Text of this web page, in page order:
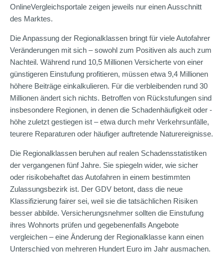
OnlineVergleichsportale zeigen jeweils nur einen Ausschnitt
des Marktes.
Die Anpassung der Regionalklassen bringt für viele Autofahrer
Veränderungen mit sich – sowohl zum Positiven als auch zum
Nachteil. Während rund 10,5 Millionen Versicherte von einer
günstigeren Einstufung profitieren, müssen etwa 9,4 Millionen
höhere Beiträge einkalkulieren. Für die verbleibenden rund 30
Millionen ändert sich nichts. Betroffen von Rückstufungen sind
insbesondere Regionen, in denen die Schadenhäufigkeit oder -
höhe zuletzt gestiegen ist – etwa durch mehr Verkehrsunfälle,
teurere Reparaturen oder häufiger auftretende Naturereignisse.
Die Regionalklassen beruhen auf realen Schadensstatistiken
der vergangenen fünf Jahre. Sie spiegeln wider, wie sicher
oder risikobehaftet das Autofahren in einem bestimmten
Zulassungsbezirk ist. Der GDV betont, dass die neue
Klassifizierung fairer sei, weil sie die tatsächlichen Risiken
besser abbilde. Versicherungsnehmer sollten die Einstufung
ihres Wohnorts prüfen und gegebenenfalls Angebote
vergleichen – eine Änderung der Regionalklasse kann einen
Unterschied von mehreren Hundert Euro im Jahr ausmachen.